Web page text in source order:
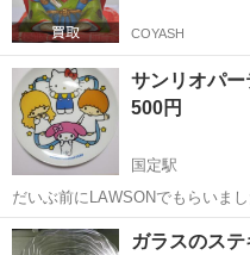
COYASH
サンリオパー
500円
国定駅
だいぶ前にLAWSONでもらいました 直径26センチ 新品未使用で
つぶれあります 使わないので必
群馬 伊勢崎市
ガラスのス